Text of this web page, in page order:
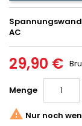
AC
29,90 €
Menge
 Nur noch